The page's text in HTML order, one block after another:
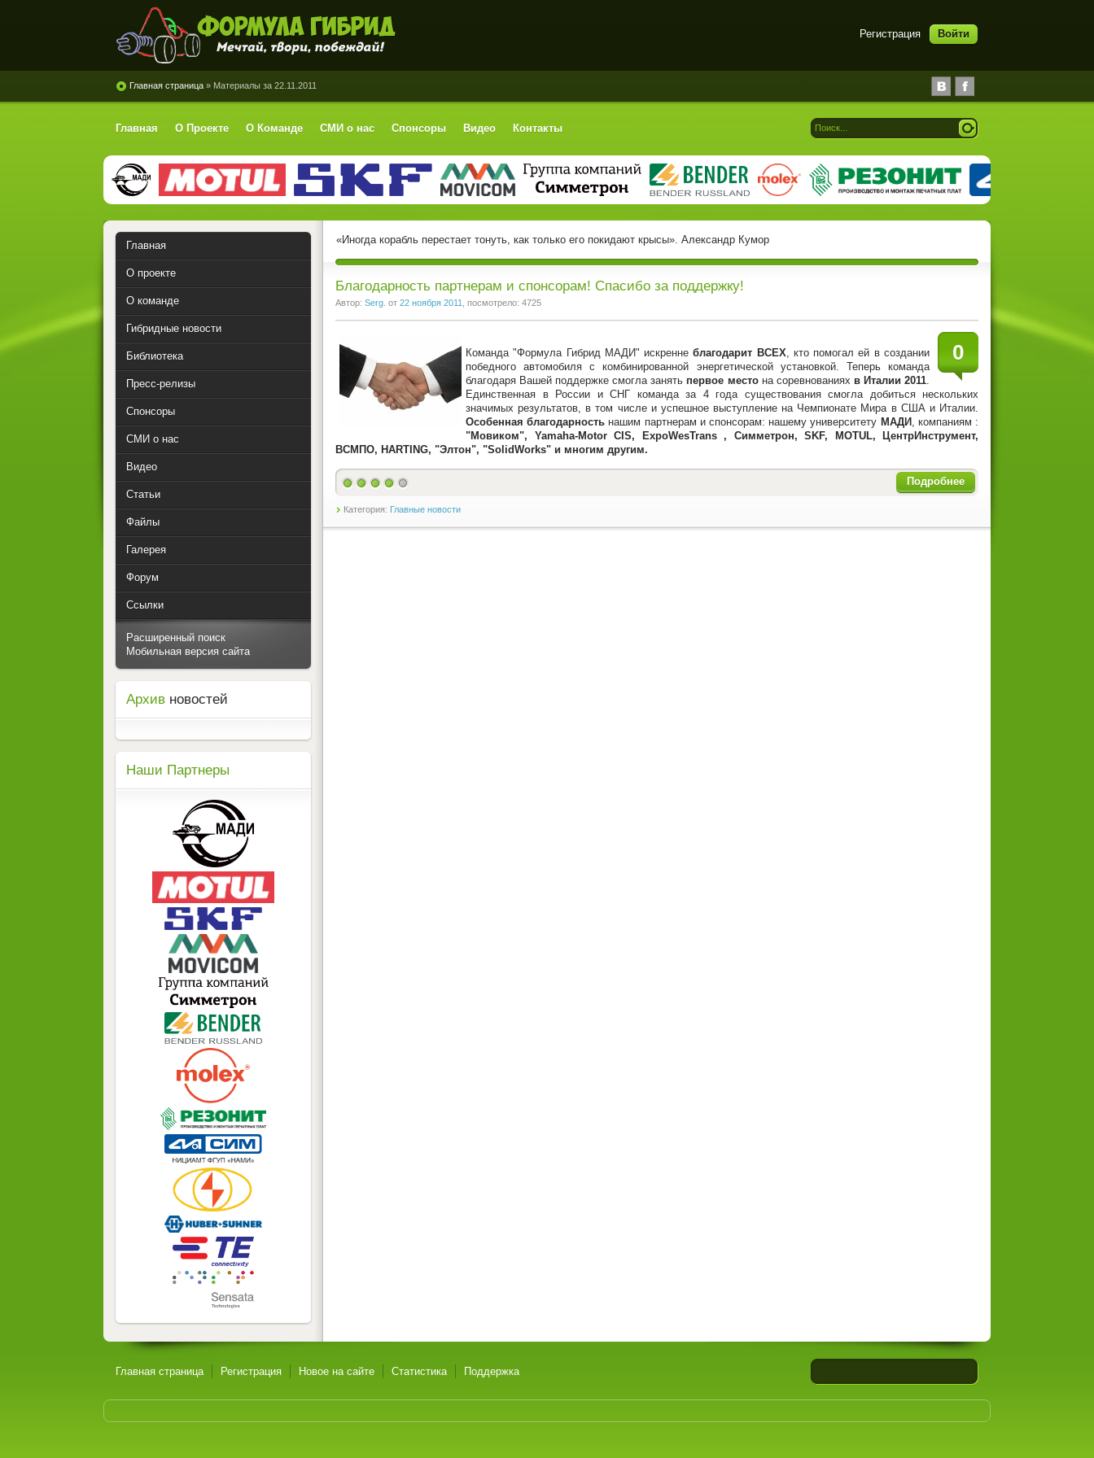
Формула Гибрид
Регистрация Войти
Главная страница » Материалы за 22.11.2011
Главная О Проекте О Команде СМИ о нас Спонсоры Видео Контакты
«Иногда корабль перестает тонуть, как только его покидают крысы». Александр Кумор
Благодарность партнерам и спонсорам! Спасибо за поддержку!
Автор: Serg. от 22 ноября 2011 , посмотрело: 4725
0
Команда "Формула Гибрид МАДИ" искреннеблагодарит ВСЕХ, кто помогал ей в создании
победного автомобиля с комбинированной энергетической установкой. Теперь команда
благодаря Вашей поддержке смогла занять первое местона соревнованиях в Италии 2011.
Единственная в России и СНГ команда за 4 года существования смогла добиться нескольких
значимых результатов, в том числе и успешное выступление на Чемпионате Мира в США и Италии.
Особенная благодарность нашим партнерам и спонсорам: нашему университету МАДИ , компаниям :
"Мовиком", Yamaha-Motor CIS, ExpoWesTrans , Симметрон, SKF, MOTUL, ЦентрИнструмент,
ВСМПО, HARTING, "Элтон", "SolidWorks" и многим другим.
Подробнее
Категория: Главные новости
Главная
О проекте
О команде
Гибридные новости
Библиотека
Пресс-релизы
Спонсоры
СМИ о нас
Видео
Статьи
Файлы
Галерея
Форум
Ссылки
Расширенный поиск
Мобильная версия сайта
Архив новостей
Наши Партнеры
Главная страница Регистрация Новое на сайте Статистика Поддержка